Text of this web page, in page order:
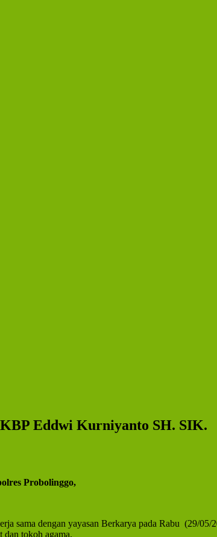
Eddwi Kurniyanto SH. SIK.
Probolinggo,
sama dengan yayasan Berkarya pada Rabu (29/05/
tokoh agama.